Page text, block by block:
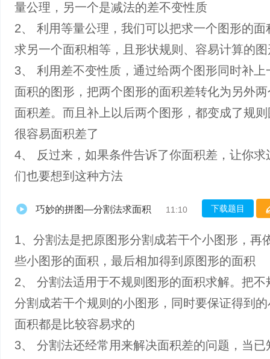
量公理，另一个是减法的差不变性质
2、 利用等量公理，我们可以把求一个图形的面
求另一个面积相等，且形状规则、容易计算的
3、 利用差不变性质，通过给两个图形同时补上
面积的图形，把两个图形的面积差转化为另外
面积差。而且补上以后两个图形，都变成了规
很容易面积差了
4、 反过来，如果条件告诉了你面积差，让你求
们也要想到这种方法
巧妙的拼图—分割法求面积 11:10 下载题目
1、分割法是把原图形分割成若干个小图形，再
些小图形的面积，最后相加得到原图形的面积
2、 分割法适用于不规则图形的面积求解。把不
分割成若干个规则的小图形，同时要保证得到
面积都是比较容易求的
3、 分割法还经常用来解决面积差的问题，当已